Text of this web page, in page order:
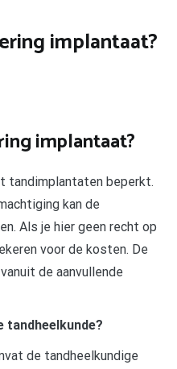
implantaat?
implantaat?
tandimplantaten beperkt.
kan de
Als je hier geen recht op
voor de kosten. De
de aanvullende
tandheelkunde?
de tandheelkundige